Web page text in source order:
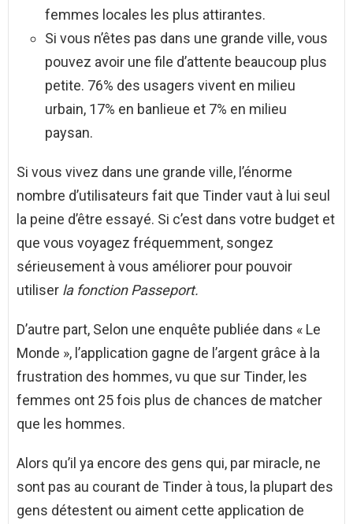
femmes locales les plus attirantes.
Si vous n’êtes pas dans une grande ville, vous
pouvez avoir une file d’attente beaucoup plus
petite. 76% des usagers vivent en milieu
urbain, 17% en banlieue et 7% en milieu
paysan.
Si vous vivez dans une grande ville, l’énorme
nombre d’utilisateurs fait que Tinder vaut à lui seul
la peine d’être essayé. Si c’est dans votre budget et
que vous voyagez fréquemment, songez
sérieusement à vous améliorer pour pouvoir
utiliser la fonction Passeport.
D’autre part, Selon une enquête publiée dans « Le
Monde », l’application gagne de l’argent grâce à la
frustration des hommes, vu que sur Tinder, les
femmes ont 25 fois plus de chances de matcher
que les hommes.
Alors qu’il ya encore des gens qui, par miracle, ne
sont pas au courant de Tinder à tous, la plupart des
gens détestent ou aiment cette application de